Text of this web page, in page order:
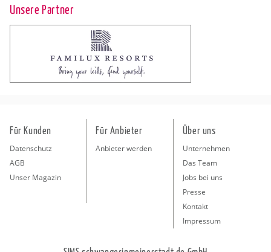
Unsere Partner
Für Kunden
Datenschutz
AGB
Unser Magazin
Für Anbieter
Anbieter werden
Über uns
Unternehmen
Das Team
Jobs bei uns
Presse
Kontakt
Impressum